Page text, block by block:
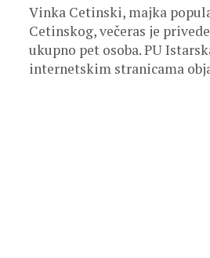
Vinka Cetinski, majka
Cetinskog, večeras je
ukupno pet osoba. PU
internetskim stranicama